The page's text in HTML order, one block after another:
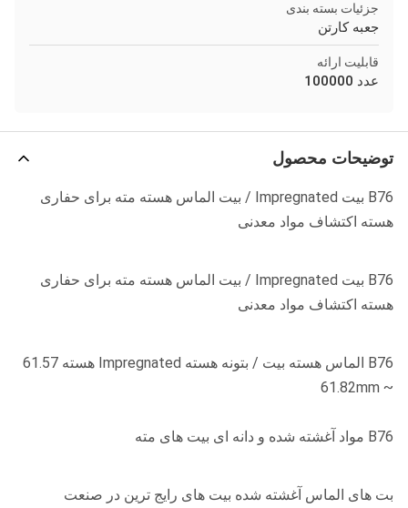
جزئیات بسته بندی
جعبه کارتن
قابلیت ارائه
عدد 100000
توضیحات محصول
B76 بیت Impregnated / بیت الماس هسته مته برای حفاری
هسته اکتشاف مواد معدنی
B76 بیت Impregnated / بیت الماس هسته مته برای حفاری
هسته اکتشاف مواد معدنی
B76 الماس هسته بیت / بتونه هسته Impregnated هسته 61.57
~ 61.82mm
B76 مواد آغشته شده و دانه ای بیت های مته
بت های الماس آغشته شده بیت های رایج ترین در صنعت